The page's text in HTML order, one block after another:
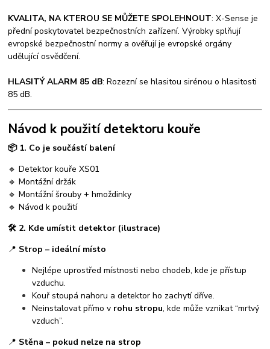
KVALITA, NA KTEROU SE MŮŽETE SPOLEHNOUT: X-Sense je
přední poskytovatel bezpečnostních zařízení. Výrobky splňují
evropské bezpečnostní normy a ověřují je evropské orgány
udělující osvědčení.
HLASITÝ ALARM 85 dB: Rozezní se hlasitou sirénou o hlasitosti
85 dB.
Návod k použití detektoru kouře
📦1. Co je součástí balení
🔹 Detektor kouře XS01
🔹 Montážní držák
🔹 Montážní šrouby + hmoždinky
🔹 Návod k použití
🛠️ 2. Kde umístit detektor (ilustrace)
📍 Strop – ideální místo
Nejlépe uprostřed místnosti nebo chodeb, kde je přístup
vzduchu.
Kouř stoupá nahoru a detektor ho zachytí dříve.
Neinstalovat přímo v rohu stropu, kde může vznikat “mrtvý
vzduch”.
📍 Stěna – pokud nelze na strop